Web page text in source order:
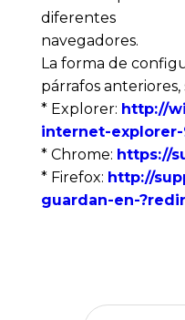
diferentes
navegadores.
La forma de
párrafos
* Explorer: http://
internet-explorer-
* Chrome: https://
* Firefox: http://
guardan-en-